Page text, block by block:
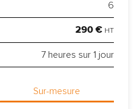
6
290 € HT
7 heures sur 1 jour
Sur-mesure